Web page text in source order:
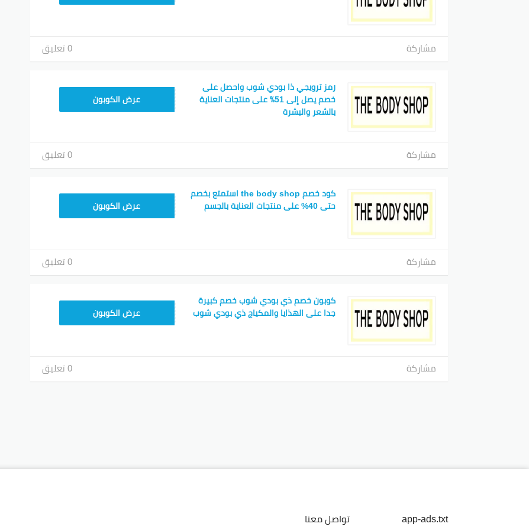
مشاركة 0 تعليق
رمز ترويجي ذا بودي شوب واحصل على
خصم يصل إلى 51٪ على منتجات العناية
بالشعر والبشرة
عرض الكوبون
مشاركة 0 تعليق
كود خصم the body shop استمتع بخصم
حتى 40% على منتجات العناية بالجسم
عرض الكوبون
مشاركة 0 تعليق
كوبون خصم ذي بودي شوب خصم كبيرة
جدا على الهذايا والمكياج ذي بودي شوب
عرض الكوبون
مشاركة 0 تعليق
app-ads.txt
تواصل معنا